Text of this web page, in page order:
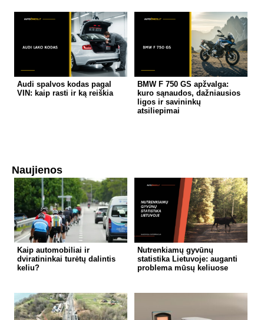
Audi spalvos kodas pagal
VIN: kaip rasti ir ką reiškia
BMW F 750 GS apžvalga:
kuro sąnaudos, dažniausios
ligos ir savininkų
atsiliepimai
Naujienos
Kaip automobiliai ir
dviratininkai turėtų dalintis
keliu?
Nutrenkiamų gyvūnų
statistika Lietuvoje: auganti
problema mūsų keliuose